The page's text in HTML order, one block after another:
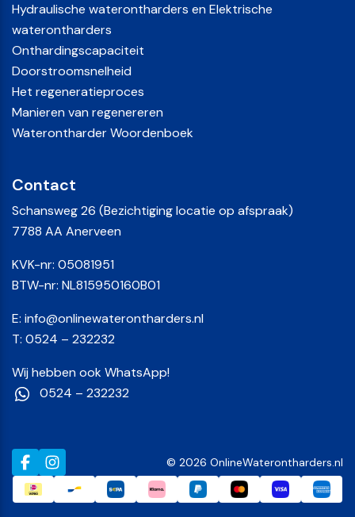
Hydraulische waterontharders en Elektrische
waterontharders
Onthardingscapaciteit
Doorstroomsnelheid
Het regeneratieproces
Manieren van regenereren
Waterontharder Woordenboek
Contact
Schansweg 26 (Bezichtiging locatie op afspraak)
7788 AA Anerveen
KVK-nr: 05081951
BTW-nr: NL815950160B01
E: info@onlinewaterontharders.nl
T: 0524 – 232232
Wij hebben ook WhatsApp!
0524 – 232232
© 2026 OnlineWaterontharders.nl